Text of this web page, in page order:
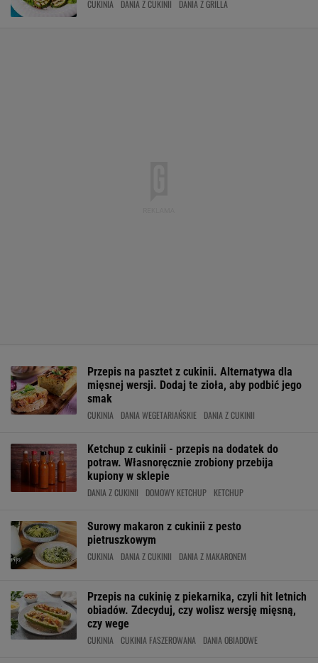
CUKINIA DANIA Z CUKINII DANIA Z GRILLA
Przepis na pasztet z cukinii. Alternatywa dla
mięsnej wersji. Dodaj te zioła, aby podbić jego
smak
CUKINIA DANIA WEGETARIAŃSKIE DANIA Z CUKINII
Ketchup z cukinii - przepis na dodatek do
potraw. Własnoręcznie zrobiony przebija
kupiony w sklepie
DANIA Z CUKINII DOMOWY KETCHUP KETCHUP
Surowy makaron z cukinii z pesto
pietruszkowym
CUKINIA DANIA Z CUKINII DANIA Z MAKARONEM
Przepis na cukinię z piekarnika, czyli hit letnich
obiadów. Zdecyduj, czy wolisz wersję mięsną,
czy wege
CUKINIA CUKINIA FASZEROWANA DANIA OBIADOWE